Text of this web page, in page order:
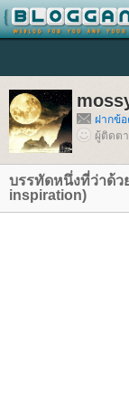
ฝากข้
ผู้ติดต
บรรทัดหนึ่งที่ว่าด้ว
inspiration)